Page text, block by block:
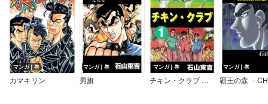
マンガ｜巻
カマキリン
マンガ｜巻
男旗
マンガ｜巻
チキン・クラブ －CHICKEN CLUB－
マンガ｜巻